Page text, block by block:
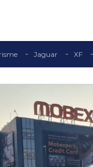
Jaguar XF